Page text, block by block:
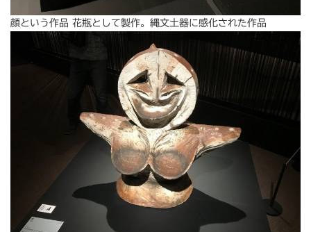
顔という作品 花瓶として製作。縄文土器に感化された作品